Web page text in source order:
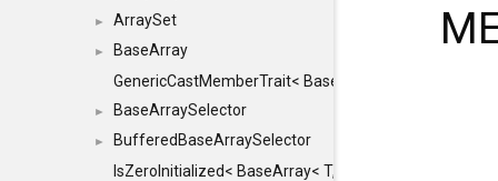
► ArraySet
►
BaseArray
GenericCastMemberTrait< BaseArray< TO >,
► BaseArraySelector
►
BufferedBaseArraySelector
IsZeroInitialized< BaseArray< T, MINCHUNKSIZE,